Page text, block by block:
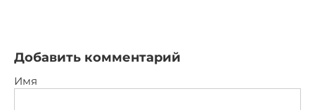
Добавить комментарий
Имя